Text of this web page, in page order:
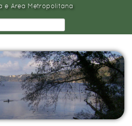
e Area Metropolitana